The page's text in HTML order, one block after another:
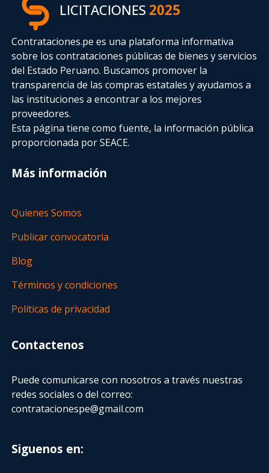
LICITACIONES2025
Contrataciones.pe es una plataforma informativa
sobre los contrataciones públicas de bienes y servicios
del Estado Peruano. Buscamos promover la
transparencia de las compras estatalesy ayudamos a
las instituciones a encontrar a los mejores
proveedores.
Esta página tiene como fuente, la información pública
proporcionada por SEACE.
Más información
Quienes Somos
Publicar convocatoria
Blog
Términos y condiciones
Políticas de privacidad
Contactenos
Puede comunicarse con nosotros a través nuestras
redes sociales o del correo:
contratacionespe@gmail.com
Siguenos en: